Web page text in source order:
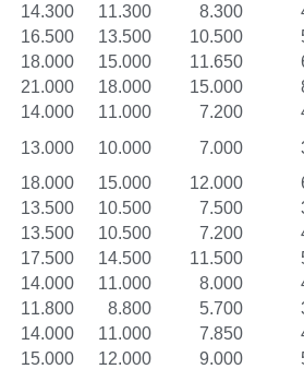
11.300
14.300
17.300
13.500
16.500
19.500
15.000
18.000
21.000
18.000
21.000
24.000
11.000
14.000
17.000
10.000
13.000
16.000
15.000
18.000
21.000
10.500
13.500
16.500
10.500
13.500
16.500
14.500
17.500
20.500
11.000
14.000
17.000
8.800
11.800
14.800
11.000
14.000
17.000
12.000
15.000
18.000